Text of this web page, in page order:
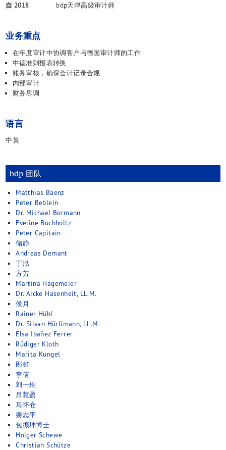
自 2018
bdp天津高级审计师
业务重点
在年度审计中协调客户与德国审计师的工作
中德准则报表转换
账务审核，确保会计记录合规
内部审计
财务尽调
语言
中英
bdp 团队
Matthias Baenz
Peter Beblein
Dr. Michael Bormann
Eveline Buchholtz
Peter Capitain
储静
Andreas Demant
丁泓
方芳
Martina Hagemeier
Dr. Aicke Hasenheit, LL.M.
侯月
Rainer Hübl
Dr. Silvan Hürlimann, LL.M.
Elsa Ibañez Ferrer
Rüdiger Kloth
Marita Kungel
郎虹
李倩
刘一桐
吕慧盈
马怀仓
裴志平
包振坤博士
Holger Schewe
Christian Schütze